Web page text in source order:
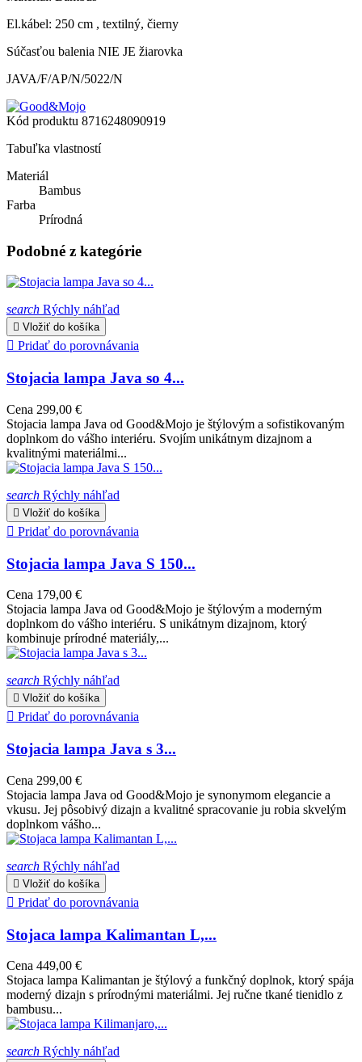
El.kábel: 250 cm , textilný, čierny
Súčasťou balenia NIE JE žiarovka
JAVA/F/AP/N/5022/N
Kód produktu 8716248090919
Tabuľka vlastností
Materiál
Bambus
Farba
Prírodná
Podobné z kategórie
search Rýchly náhľad
 Vložiť do košíka
 Pridať do porovnávania
Stojacia lampa Java so 4...
Cena 299,00 €
Stojacia lampa Java od Good&Mojo je štýlovým a sofistikovaným
doplnkom do vášho interiéru. Svojím unikátnym dizajnom a
kvalitnými materiálmi...
search Rýchly náhľad
 Vložiť do košíka
 Pridať do porovnávania
Stojacia lampa Java S 150...
Cena 179,00 €
Stojacia lampa Java od Good&Mojo je štýlovým a moderným
doplnkom do vášho interiéru. S unikátnym dizajnom, ktorý
kombinuje prírodné materiály,...
search Rýchly náhľad
 Vložiť do košíka
 Pridať do porovnávania
Stojacia lampa Java s 3...
Cena 299,00 €
Stojacia lampa Java od Good&Mojo je synonymom elegancie a
vkusu. Jej pôsobivý dizajn a kvalitné spracovanie ju robia skvelým
doplnkom vášho...
search Rýchly náhľad
 Vložiť do košíka
 Pridať do porovnávania
Stojaca lampa Kalimantan L,...
Cena 449,00 €
Stojaca lampa Kalimantan je štýlový a funkčný doplnok, ktorý spája
moderný dizajn s prírodnými materiálmi. Jej ručne tkané tienidlo z
bambusu...
search Rýchly náhľad